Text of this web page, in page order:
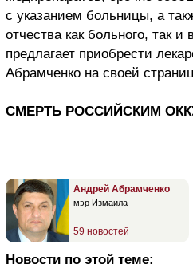
с указанием больницы, а
отчества как больного, так и
предлагает приобрести
Абрамченко на своей
СМЕРТЬ РОССИЙСКИМ
Андрей Абрамченко
мэр Измаила
59 новостей
Новости по этой теме: